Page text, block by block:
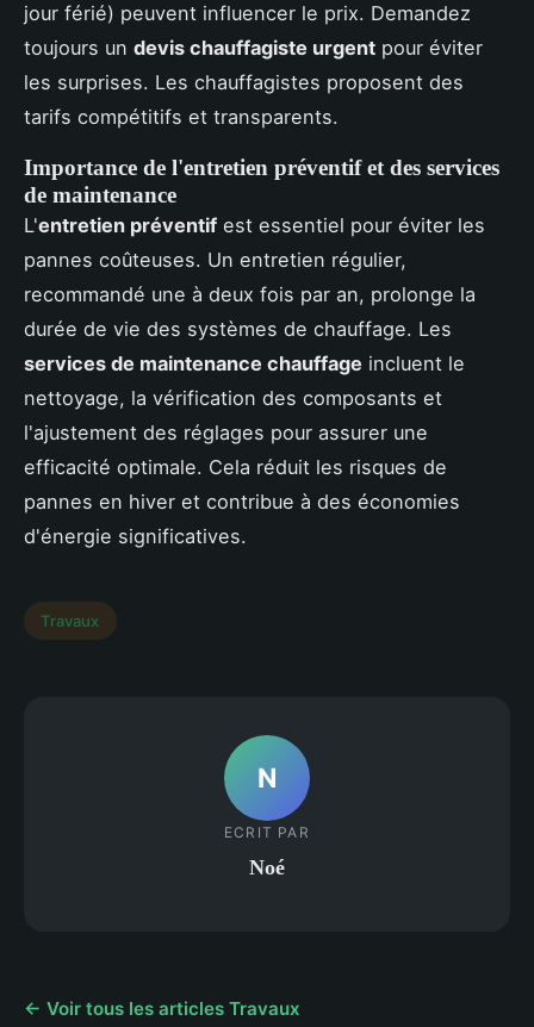
jour férié) peuvent influencer le prix. Demandez
toujours un devis chauffagiste urgent pour éviter
les surprises. Les chauffagistes proposent des
tarifs compétitifs et transparents.
Importance de l'entretien préventif et des services
de maintenance
L'entretien préventif est essentiel pour éviter les
pannes coûteuses. Un entretien régulier,
recommandé une à deux fois par an, prolonge la
durée de vie des systèmes de chauffage. Les
services de maintenance chauffage incluent le
nettoyage, la vérification des composants et
l'ajustement des réglages pour assurer une
efficacité optimale. Cela réduit les risques de
pannes en hiver et contribue à des économies
d'énergie significatives.
Travaux
N
ECRIT PAR
Noé
← Voir tous les articles Travaux